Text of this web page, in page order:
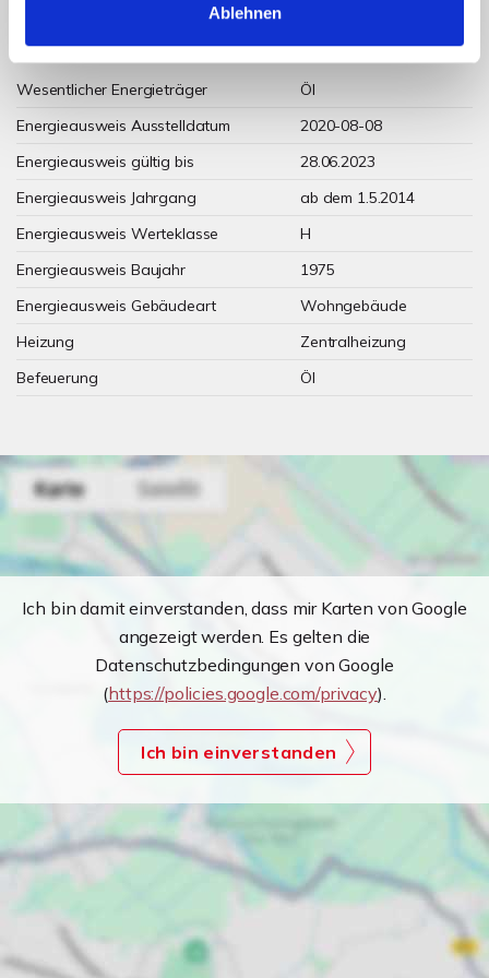
Ablehnen
Wesentlicher Energieträger
Öl
Energieausweis Ausstelldatum
2020-08-08
Energieausweis gültig bis
28.06.2023
Energieausweis Jahrgang
ab dem 1.5.2014
Energieausweis Werteklasse
H
Energieausweis Baujahr
1975
Energieausweis Gebäudeart
Wohngebäude
Heizung
Zentralheizung
Befeuerung
Öl
Ich bin damit einverstanden, dass mir Karten von Google
angezeigt werden. Es gelten die
Datenschutzbedingungen von Google
(https://policies.google.com/privacy).
Ich bin einverstanden